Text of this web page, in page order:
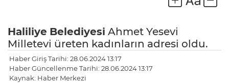
Haliliye Belediyesi Ahmet Yesevi
Milletevi üreten kadınların adresi oldu.
Haber Giriş Tarihi: 28.06.2024 13:17
Haber Güncellenme Tarihi: 28.06.2024 13:17
Kaynak: Haber Merkezi